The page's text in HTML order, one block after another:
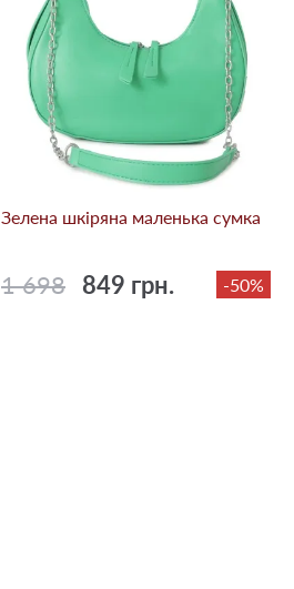
Зелена шкіряна маленька сумка
1 698 849 грн. -50%